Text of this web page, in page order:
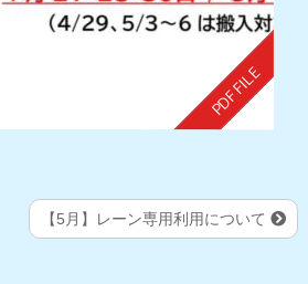
【5月】レーン専用利用について